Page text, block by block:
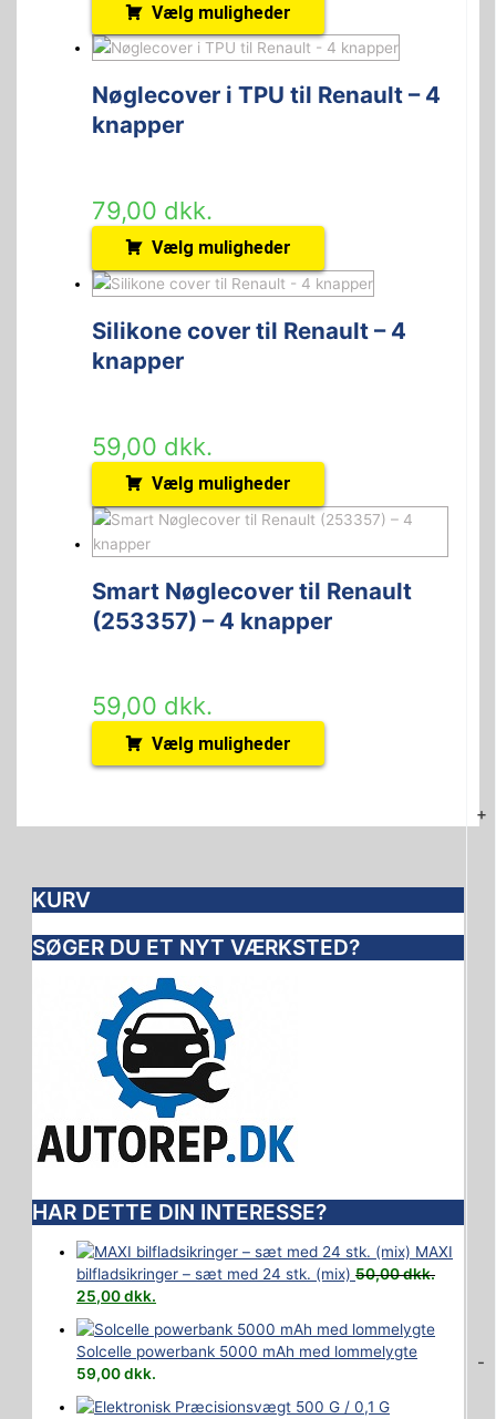
-
+
Vælg muligheder
Nøglecover i TPU til Renault – 4
knapper
79,00 dkk.
Vælg muligheder
Silikone cover til Renault – 4
knapper
59,00 dkk.
Vælg muligheder
Smart Nøglecover til Renault
(253357) – 4 knapper
59,00 dkk.
Vælg muligheder
KURV
SØGER DU ET NYT VÆRKSTED?
HAR DETTE DIN INTERESSE?
MAXI
bilfladsikringer – sæt med 24 stk. (mix) 50,00dkk.
25,00dkk.
Solcelle powerbank 5000 mAh med lommelygte
59,00dkk.